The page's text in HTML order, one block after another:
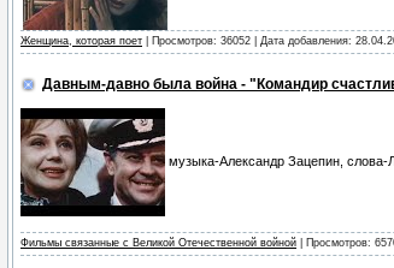
Женщина, которая поет | Просмотров: 36052 | Дата добавления:
Давным-давно была война - "Командир
музыка-Александр Зацепин, слова-
Фильмы связанные с Великой Отечественной войной | Просмотров: